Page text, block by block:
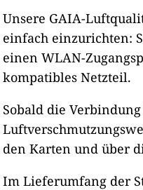
Unsere GAIA-
einfach einzurichten:
einen WLAN-
kompatibles Netzteil.
Sobald die
den Karten und über
Im Lieferumfang der